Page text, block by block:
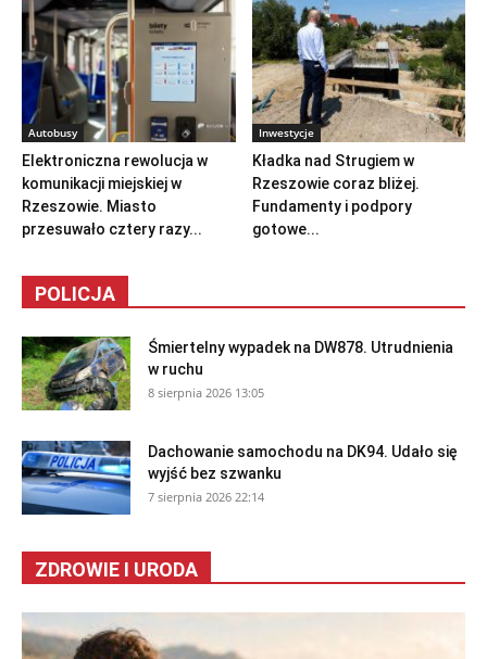
Autobusy
Elektroniczna rewolucja w
komunikacji miejskiej w
Rzeszowie. Miasto
przesuwało cztery razy...
Inwestycje
Kładka nad Strugiem w
Rzeszowie coraz bliżej.
Fundamenty i podpory
gotowe...
POLICJA
Śmiertelny wypadek na DW878. Utrudnienia
w ruchu
8 sierpnia 2026 13:05
Dachowanie samochodu na DK94. Udało się
wyjść bez szwanku
7 sierpnia 2026 22:14
ZDROWIE I URODA